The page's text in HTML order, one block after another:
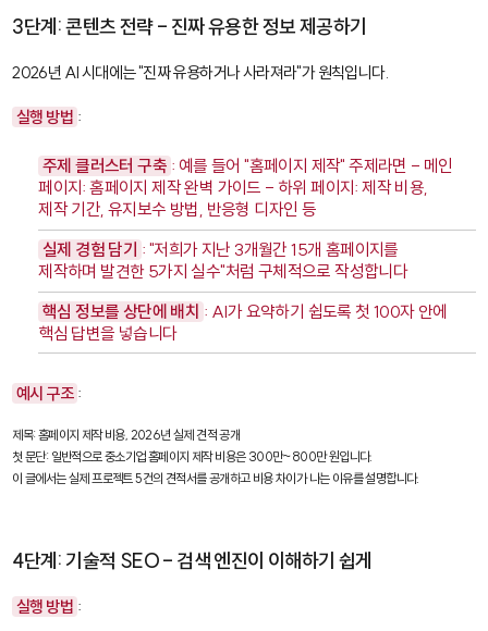
3단계: 콘텐츠 전략 - 진짜 유용한 정보 제공하기
2026년 AI 시대에는 "진짜 유용하거나 사라져라"가 원칙입니다.
실행 방법 :
주제 클러스터 구축 : 예를 들어 "홈페이지 제작" 주제라면 - 메인
페이지: 홈페이지 제작 완벽 가이드 - 하위 페이지: 제작 비용,
제작 기간, 유지보수 방법, 반응형 디자인 등
실제 경험 담기 : "저희가 지난 3개월간 15개 홈페이지를
제작하며 발견한 5가지 실수"처럼 구체적으로 작성합니다
핵심 정보를 상단에 배치 : AI가 요약하기 쉽도록 첫 100자 안에
핵심 답변을 넣습니다
예시 구조 :
제목: 홈페이지 제작 비용, 2026년 실제 견적 공개
첫 문단: 일반적으로 중소기업 홈페이지 제작 비용은 300만~800만 원입니다.
이 글에서는 실제 프로젝트 5건의 견적서를 공개하고 비용 차이가 나는 이유를 설명합니다.
4단계: 기술적 SEO - 검색 엔진이 이해하기 쉽게
실행 방법 :